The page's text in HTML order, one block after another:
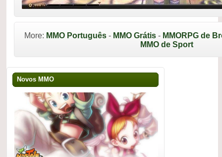
More: MMO Português- MMO Grátis- MMORPG de
MMO de Sport
Novos MMO